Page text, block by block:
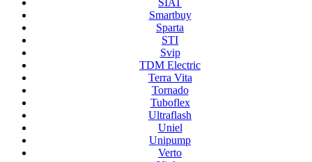
SIAT
Smartbuy
Sparta
STI
Svip
TDM Electric
Terra Vita
Tornado
Tuboflex
Ultraflash
Uniel
Unipump
Verto